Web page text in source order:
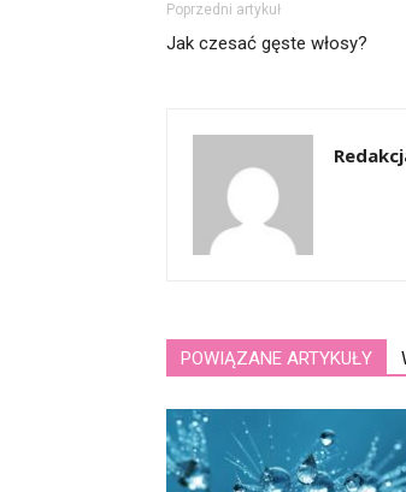
Poprzedni artykuł
Jak czesać gęste włosy?
POWIĄZANE ARTYKUŁY